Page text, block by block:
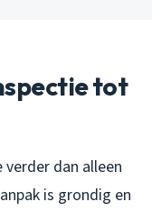
tot
verder dan alleen
is grondig en